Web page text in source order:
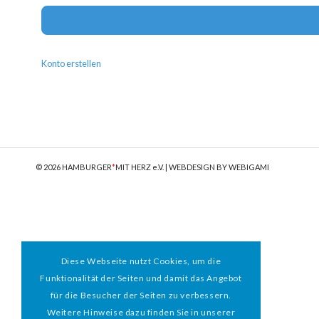
Konto erstellen
© 2026 HAMBURGER*MIT HERZ e.V. | WEBDESIGN BY WEBIGAMI
Diese Webseite nutzt Cookies, um die
Funktionalität der Seiten und damit das Angebot
für die Besucher der Seiten zu verbessern.
Weitere Hinweise dazu finden Sie in unserer